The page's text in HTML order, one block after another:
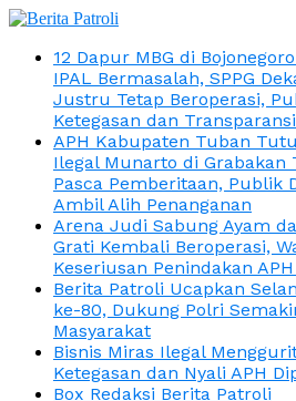
12 Dapur MBG di
IPAL Bermasalah, SPPG
Justru Tetap Beroperasi,
Ketegasan dan Transparansi
APH Kabupaten Tuban
Ilegal Munarto di Grabakan
Pasca Pemberitaan, Publik
Ambil Alih Penanganan
Arena Judi Sabung Ayam
Grati Kembali Beroperasi,
Keseriusan Penindakan
Berita Patroli Ucapkan
ke-80, Dukung Polri
Masyarakat
Bisnis Miras Ilegal
Ketegasan dan Nyali APH
Box Redaksi Berita Patroli